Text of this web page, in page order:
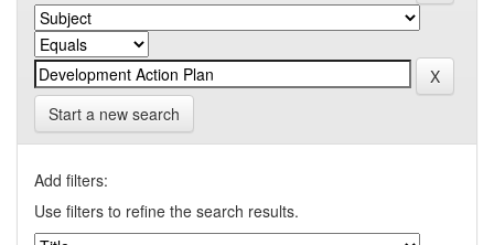
Start a new search
Add filters:
Use filters to refine the search results.